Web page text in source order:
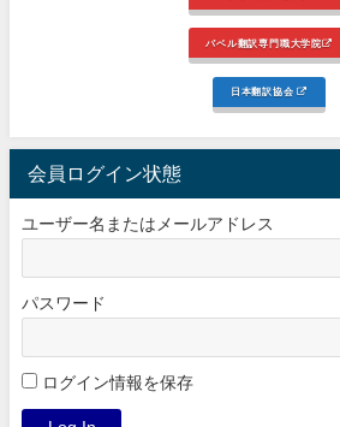
バベル翻訳専門職大学院
日本翻訳協会
会員ログイン状態
ユーザー名またはメールアドレス
パスワード
ログイン情報を保存